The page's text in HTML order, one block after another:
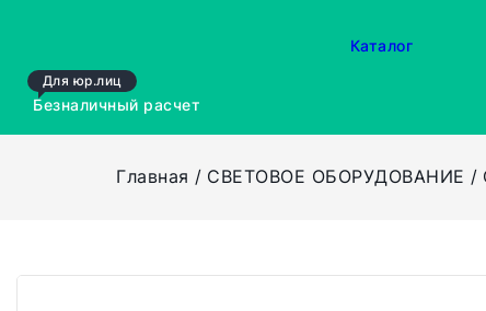
Каталог
Для юр.лиц
Безналичный расчет
Главная СВЕТОВОЕ ОБОРУДОВАНИЕ